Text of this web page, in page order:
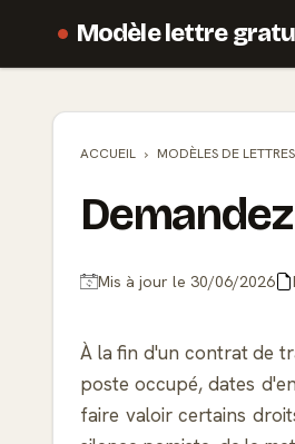
Modèle lettre
ACCUEIL MODÈLES DE LETTRES
Mis à jour le 30/06/2026
À la fin d'un contrat de
poste occupé, dates
faire valoir certains